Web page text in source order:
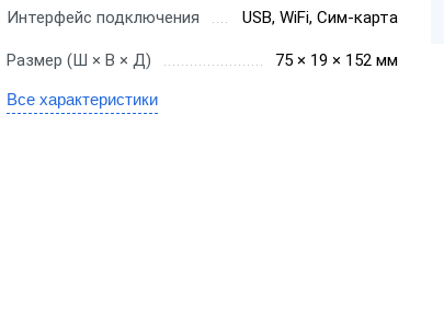
Терминал сбора данных
Интерфейс подключения USB, WiFi, Сим-карта
Размер (Ш × В × Д) 75 × 19 × 152 мм
Все характеристики